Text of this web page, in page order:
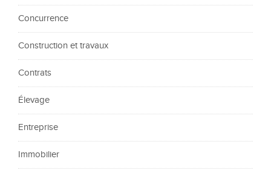
Concurrence
Construction et travaux
Contrats
Élevage
Entreprise
Immobilier